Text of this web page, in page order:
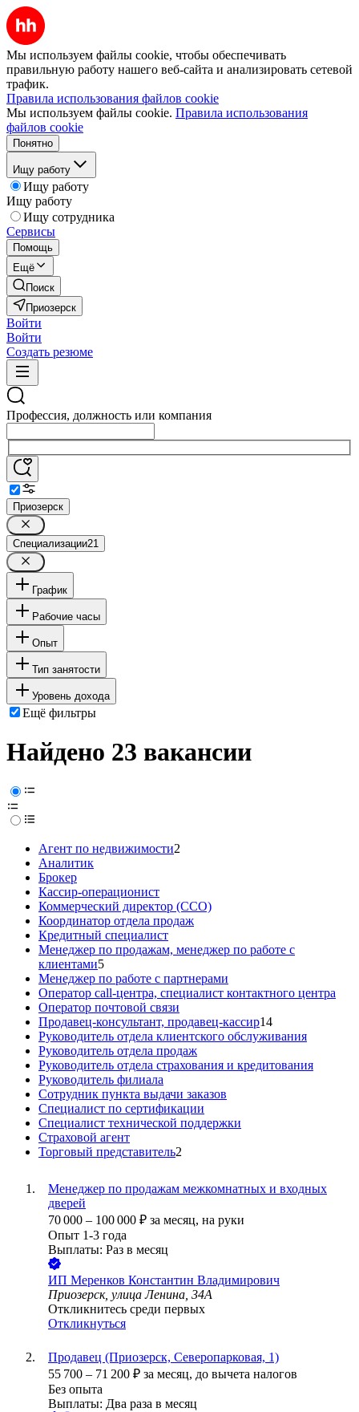
Мы используем файлы cookie, чтобы обеспечивать
правильную работу нашего веб-сайта и анализировать сетевой
трафик.
Правила использования файлов cookie
Мы используем файлы cookie. Правила использования
файлов cookie
Понятно
Ищу работу
Ищу работу
Ищу работу
Ищу сотрудника
Сервисы
Помощь
Ещё
Поиск
Приозерск
Войти
Войти
Создать резюме
Профессия, должность или компания
Приозерск
Специализации21
График
Рабочие часы
Опыт
Тип занятости
Уровень дохода
Ещё фильтры
Найдено 23 вакансии
Агент по недвижимости2
Аналитик
Брокер
Кассир-операционист
Коммерческий директор (CCO)
Координатор отдела продаж
Кредитный специалист
Менеджер по продажам, менеджер по работе с
клиентами5
Менеджер по работе с партнерами
Оператор call-центра, специалист контактного центра
Оператор почтовой связи
Продавец-консультант, продавец-кассир14
Руководитель отдела клиентского обслуживания
Руководитель отдела продаж
Руководитель отдела страхования и кредитования
Руководитель филиала
Сотрудник пункта выдачи заказов
Специалист по сертификации
Специалист технической поддержки
Страховой агент
Торговый представитель2
Менеджер по продажам межкомнатных и входных
дверей
70 000 – 100 000 ₽ за месяц, на руки
Опыт 1-3 года
Выплаты: Раз в месяц
ИП Меренков Константин Владимирович
Приозерск, улица Ленина, 34А
Откликнитесь среди первых
Откликнуться
Продавец (Приозерск, Северопарковая, 1)
55 700 – 71 200 ₽ за месяц, до вычета налогов
Без опыта
Выплаты: Два раза в месяц